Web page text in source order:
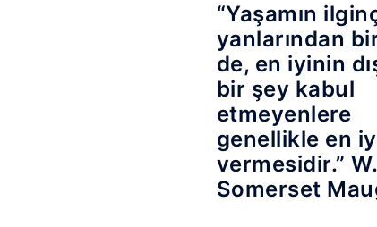
“Yaşamın
yanlarından
de, en iyinin
bir şey kabul
etmeyenlere
genellikle en
vermesidir.” W.
Somerset